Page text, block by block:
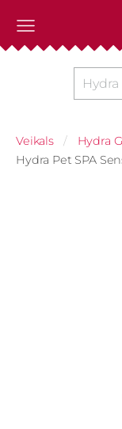
Veikals
Hydra
Hydra Pet SPA